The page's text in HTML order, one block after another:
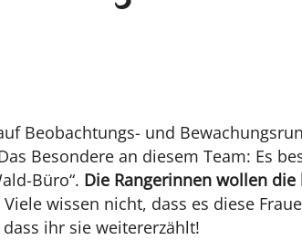
Beobachtungs- und
Besondere an diesem Team: Es
Büro“. Die Rangerinnen wollen die
Viele wissen nicht, dass es diese
dass ihr sie weitererzählt!